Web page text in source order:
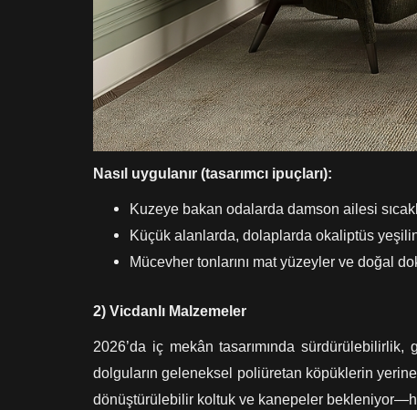
Nasıl uygulanır (tasarımcı ipuçları):
Kuzeye bakan odalarda damson ailesi
Küçük alanlarda, dolaplarda okaliptüs
Mücevher tonlarını mat yüzeyler ve doğal
2) Vicdanlı Malzemeler
2026’da iç mekân tasarımında
dolguların geleneksel poliüretan köpüklerin
dönüştürülebilir koltuk ve kanepeler